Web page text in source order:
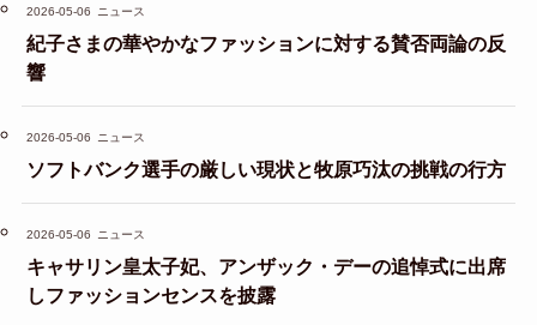
2026-05-06 ニュース
紀子さまの華やかなファッションに対する賛否両論の反
響
2026-05-06 ニュース
ソフトバンク選手の厳しい現状と牧原巧汰の挑戦の行方
2026-05-06 ニュース
キャサリン皇太子妃、アンザック・デーの追悼式に出席
しファッションセンスを披露